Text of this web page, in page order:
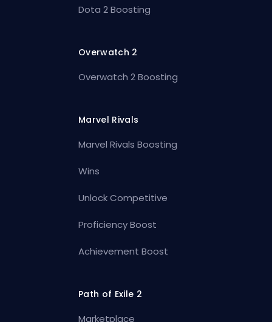
Dota 2 Boosting
Overwatch 2
Overwatch 2 Boosting
Marvel Rivals
Marvel Rivals Boosting
Wins
Unlock Competitive
Proficiency Boost
Achievement Boost
Path of Exile 2
Marketplace